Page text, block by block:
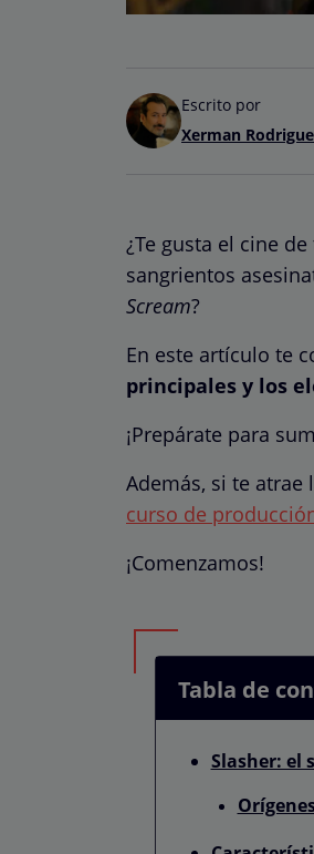
Escrito por
Xerman
¿Te gusta el cine
sangrientos
Scream?
En este artículo te
principales y los
¡Prepárate para
Además, si te
curso de
¡Comenzamos!
Tabla de
Slasher: el